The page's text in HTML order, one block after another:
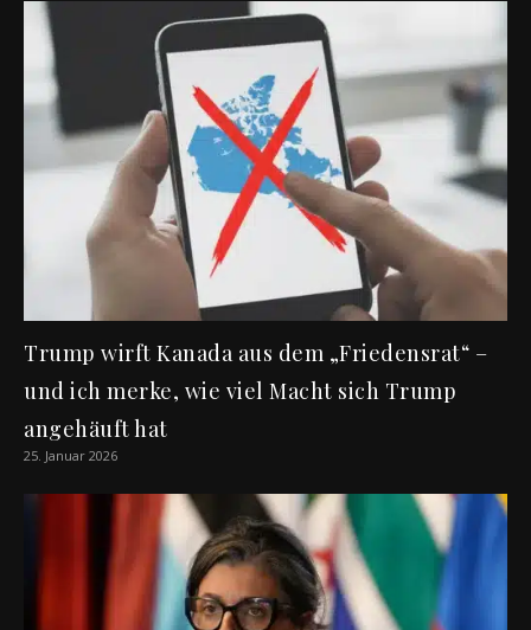
Trump wirft Kanada aus dem „Friedensrat“ –
und ich merke, wie viel Macht sich Trump
angehäuft hat
25. Januar 2026